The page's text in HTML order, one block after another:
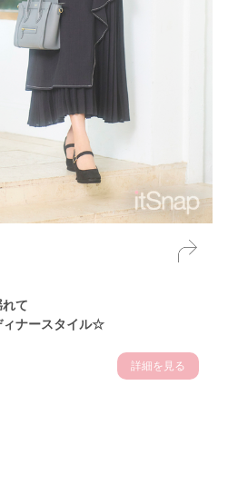
て
ィナースタイル☆
詳細を見る